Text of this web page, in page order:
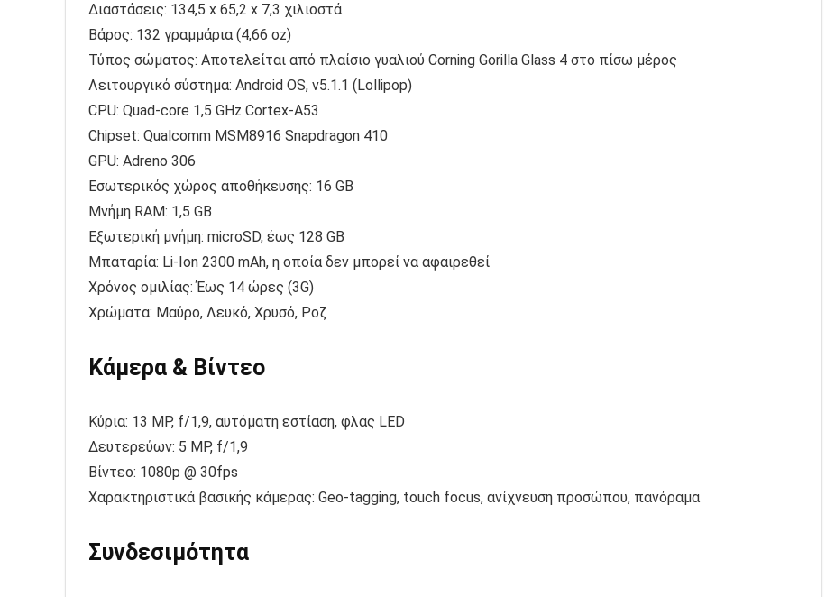
Διαστάσεις: 134,5 x 65,2 x 7,3 χιλιοστά
Βάρος: 132 γραμμάρια (4,66 oz)
Τύπος σώματος: Αποτελείται από πλαίσιο γυαλιού Corning Gorilla Glass 4 στο πίσω μέρος
Λειτουργικό σύστημα: Android OS, v5.1.1 (Lollipop)
CPU: Quad-core 1,5 GHz Cortex-A53
Chipset: Qualcomm MSM8916 Snapdragon 410
GPU: Adreno 306
Εσωτερικός χώρος αποθήκευσης: 16 GB
Μνήμη RAM: 1,5 GB
Εξωτερική μνήμη: microSD, έως 128 GB
Μπαταρία: Li-Ion 2300 mAh, η οποία δεν μπορεί να αφαιρεθεί
Χρόνος ομιλίας: Έως 14 ώρες (3G)
Χρώματα: Μαύρο, Λευκό, Χρυσό, Ροζ
Κάμερα & Βίντεο
Κύρια: 13 MP, f/1,9, αυτόματη εστίαση, φλας LED
Δευτερεύων: 5 MP, f/1,9
Βίντεο: 1080p @ 30fps
Χαρακτηριστικά βασικής κάμερας: Geo-tagging, touch focus, ανίχνευση προσώπου, πανόραμα
Συνδεσιμότητα